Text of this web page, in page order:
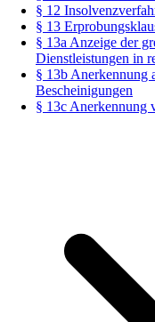
§ 12
§ 13
§ 13a Anzeige der
Dienstleistungen in
§ 13b Anerkennung
Bescheinigungen
§ 13c Anerkennung